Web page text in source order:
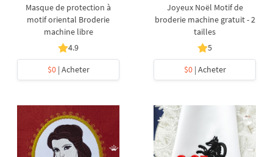
Masque de protection à
motif oriental Broderie
machine libre
4.9
$0| Acheter
Joyeux Noël Motif de
broderie machine gratuit - 2
tailles
5
$0| Acheter